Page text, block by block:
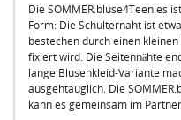
Die SOMMER.bluse4Teenies
Form: Die Schulternaht ist
bestechen durch einen
fixiert wird. Die Seitennähte
lange Blusenkleid-Variante
ausgehtauglich. Die
kann es gemeinsam im